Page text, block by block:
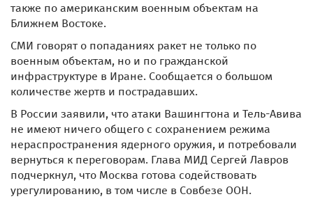
также по американским военным объектам на
Ближнем Востоке.
СМИ говорят о попаданиях ракет не только по
военным объектам, но и по гражданской
инфраструктуре в Иране. Сообщается о большом
количестве жертв и пострадавших.
В России заявили, что атаки Вашингтона и Тель-Авива
не имеют ничего общего с сохранением режима
нераспространения ядерного оружия, и потребовали
вернуться к переговорам. Глава МИД Сергей Лавров
подчеркнул, что Москва готова содействовать
урегулированию, в том числе в Совбезе ООН.